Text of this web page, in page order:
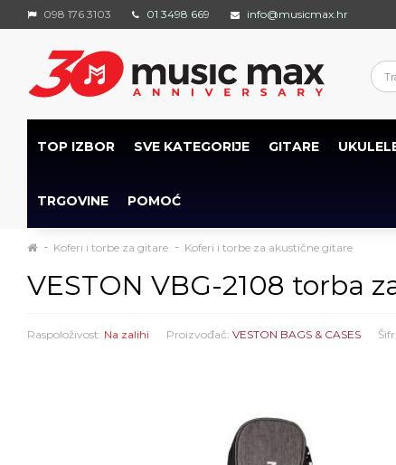
098 176 3103 01 3498 669 info@musicmax.hr
TOP IZBOR SVE KATEGORIJE GITARE
TRGOVINE POMOĆ
Koferi i torbe za gitare Koferi i torbe za akustične gitare
VESTON VBG-2108 torba
Raspoloživost: Na zalihi Proizvođač: VESTON BAGS & CASES